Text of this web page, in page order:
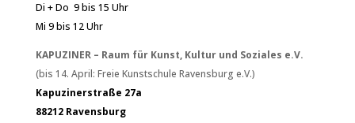
Di + Do 9 bis 15 Uhr
Mi 9 bis 12 Uhr
KAPUZINER – Raum für Kunst, Kultur und Soziales e.V.
(bis 14. April: Freie Kunstschule Ravensburg e.V.)
Kapuzinerstraße 27a
88212 Ravensburg